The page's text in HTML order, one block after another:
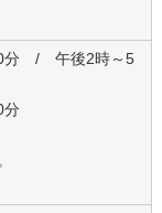
分 / 午後2時～5